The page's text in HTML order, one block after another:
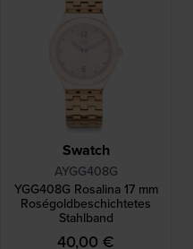
Swatch
AYGG408G
YGG408G Rosalina 17 mm
Roségoldbeschichtetes
Stahlband
40,00 €